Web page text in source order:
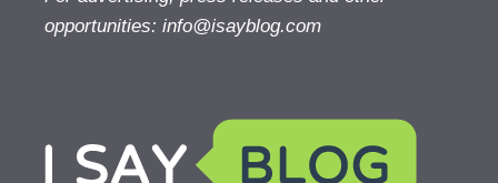
opportunities: info@isayblog.com